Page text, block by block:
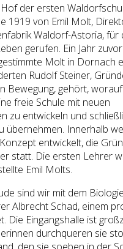
der ersten
1919 von Emil Molt,
Waldorf-Astoria, für
gerufen. Ein Jahr
Molt in Dornach
Rudolf Steiner,
Bewegung, gehört,
freie Schule mit neuen
zu entwickeln und
übernehmen. Innerhalb
entwickelt, die
statt. Die ersten Lehrer
Emil Molts.
sind wir mit dem
Albrecht Schad, einem
Die Eingangshalle ist
durchqueren sie